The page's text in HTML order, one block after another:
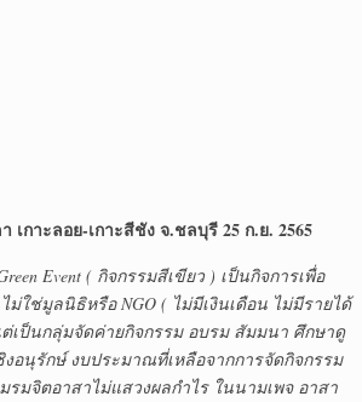
เกาะลอย-เกาะสีชัง จ.ชลบุรี 25 ก.ย. 2565
Event ( กิจกรรมสีเขียว ) เป็นกิจการเพื่อ
ม่ใช่มูลนิธิหรือ NGO ( ไม่มีเงินเดือน ไม่มีรายได้
ต่เป็นกลุ่มจัดค่ายกิจกรรม อบรม สัมมนา ศึกษาดู
งอนุรักษ์ งบประมาณที่เหลือจากการจัดกิจกรรม
มจิตอาสาไม่แสวงผลกำไร ในนามเพจ อาสา